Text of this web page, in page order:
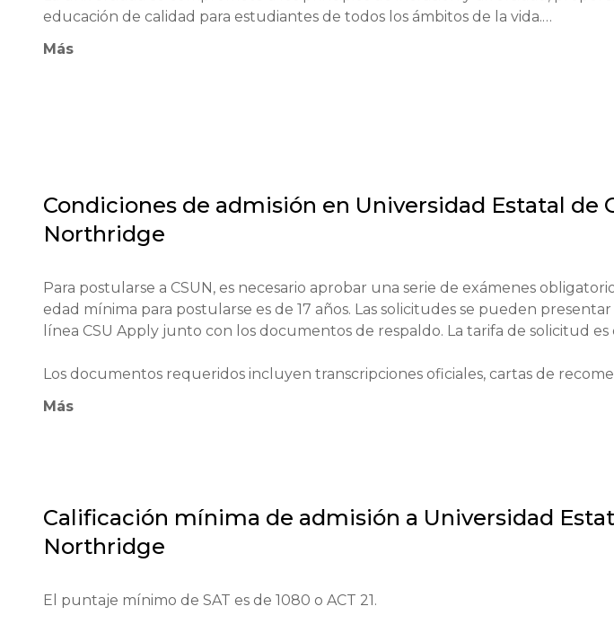
educación de calidad para estudiantes de todos los ámbitos de la vida.
CSUN colabora con una serie de organizaciones locales e internacionales,
la participación activa de los estudiantes en la práctica.
Más
Condiciones de admisión en Universidad Estatal de
Northridge
Para postularse a CSUN, es necesario aprobar una serie de exámenes
edad mínima para postularse es de 17 años. Las solicitudes se pueden
línea CSU Apply junto con los documentos de respaldo. La tarifa de solicitud
Los documentos requeridos incluyen transcripciones oficiales, cartas de
de no menos de 61 o IELTS de no menos de 6.0.
No se requieren pruebas adicionales ni entrevistas, pero pueden ser
Los solicitantes serán notificados de los resultados unas pocas semanas
Más
Calificación mínima de admisión a Universidad
Northridge
El puntaje mínimo de SAT es de 1080 o ACT 21.